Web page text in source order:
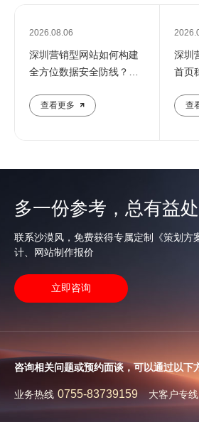
2026.08.06
深圳营销型网站如何构建
全方位数据安全防线？专
查看更多
深圳
首页
查
多一份参考，总有益处
联系沙漠风，免费获得专属定制《策划方
计、网站制作报价
立即咨询
咨询相关问题或预约面谈，可以通过以下
业务热线 0755-83739159 大客户专线